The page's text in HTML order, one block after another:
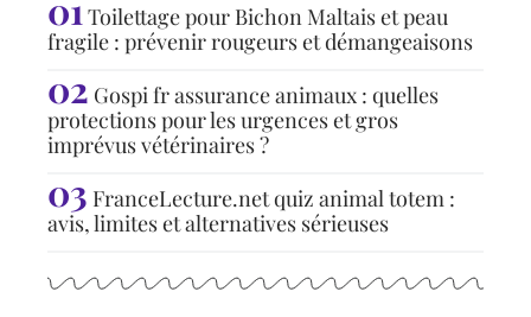
Toilettage pour Bichon Maltais et peau
fragile : prévenir rougeurs et démangeaisons
Gospi fr assurance animaux : quelles
protections pour les urgences et gros
imprévus vétérinaires ?
FranceLecture.net quiz animal totem :
avis, limites et alternatives sérieuses